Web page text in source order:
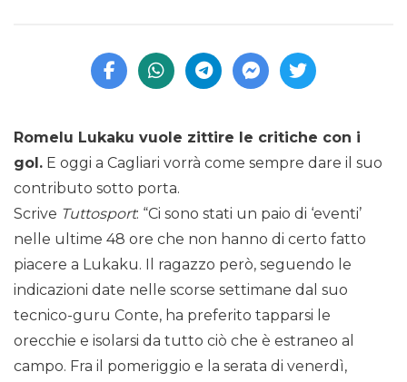
Romelu Lukaku vuole zittire le critiche con i
gol. E oggi a Cagliari vorrà come sempre dare il suo
contributo sotto porta.
Scrive Tuttosport: “Ci sono stati un paio di ‘eventi’
nelle ultime 48 ore che non hanno di certo fatto
piacere a Lukaku. Il ragazzo però, seguendo le
indicazioni date nelle scorse settimane dal suo
tecnico-guru Conte, ha preferito tapparsi le
orecchie e isolarsi da tutto ciò che è estraneo al
campo. Fra il pomeriggio e la serata di venerdì,